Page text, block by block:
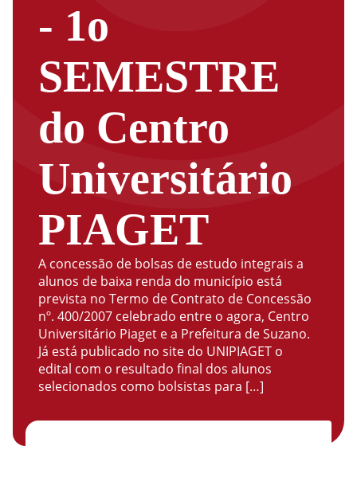
- 1o
SEMESTRE
do Centro
Universitário
PIAGET
A concessão de bolsas de estudo integrais a
alunos de baixa renda do município está
prevista no Termo de Contrato de Concessão
nº. 400/2007 celebrado entre o agora, Centro
Universitário Piaget e a Prefeitura de Suzano.
Já está publicado no site do UNIPIAGET o
edital com o resultado final dos alunos
selecionados como bolsistas para […]